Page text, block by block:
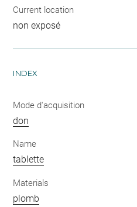
Current location
non exposé
INDEX
Mode d'acquisition
don
Name
tablette
Materials
plomb